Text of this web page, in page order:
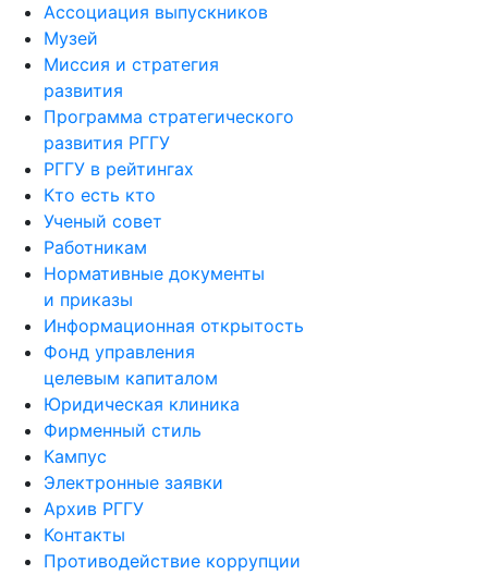
Ассоциация выпускников
Музей
Миссия и стратегия
развития
Программа стратегического
развития РГГУ
РГГУ в рейтингах
Кто есть кто
Ученый совет
Работникам
Нормативные документы
и приказы
Информационная открытость
Фонд управления
целевым капиталом
Юридическая клиника
Фирменный стиль
Кампус
Электронные заявки
Архив РГГУ
Контакты
Противодействие коррупции